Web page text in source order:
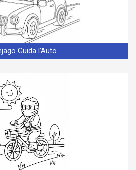
Guida l’Auto